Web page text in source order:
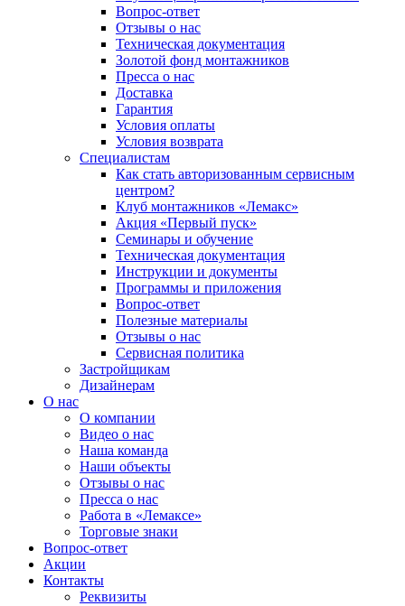
Вопрос-ответ
Отзывы о нас
Техническая документация
Золотой фонд монтажников
Пресса о нас
Доставка
Гарантия
Условия оплаты
Условия возврата
Специалистам
Как стать авторизованным сервисным
центром?
Клуб монтажников «Лемакс»
Акция «Первый пуск»
Семинары и обучение
Техническая документация
Инструкции и документы
Программы и приложения
Вопрос-ответ
Полезные материалы
Отзывы о нас
Сервисная политика
Застройщикам
Дизайнерам
О нас
О компании
Видео о нас
Наша команда
Наши объекты
Отзывы о нас
Пресса о нас
Работа в «Лемаксе»
Торговые знаки
Вопрос-ответ
Акции
Контакты
Реквизиты